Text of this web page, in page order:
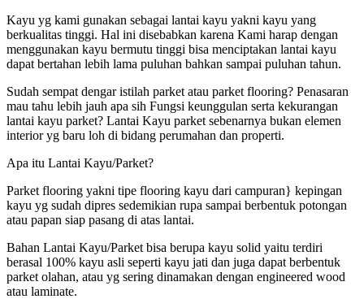
Kayu yg kami gunakan sebagai lantai kayu yakni kayu yang
berkualitas tinggi. Hal ini disebabkan karena Kami harap dengan
menggunakan kayu bermutu tinggi bisa menciptakan lantai kayu
dapat bertahan lebih lama puluhan bahkan sampai puluhan tahun.
Sudah sempat dengar istilah parket atau parket flooring? Penasaran
mau tahu lebih jauh apa sih Fungsi keunggulan serta kekurangan
lantai kayu parket? Lantai Kayu parket sebenarnya bukan elemen
interior yg baru loh di bidang perumahan dan properti.
Apa itu Lantai Kayu/Parket?
Parket flooring yakni tipe flooring kayu dari campuran} kepingan
kayu yg sudah dipres sedemikian rupa sampai berbentuk potongan
atau papan siap pasang di atas lantai.
Bahan Lantai Kayu/Parket bisa berupa kayu solid yaitu terdiri
berasal 100% kayu asli seperti kayu jati dan juga dapat berbentuk
parket olahan, atau yg sering dinamakan dengan engineered wood
atau laminate.